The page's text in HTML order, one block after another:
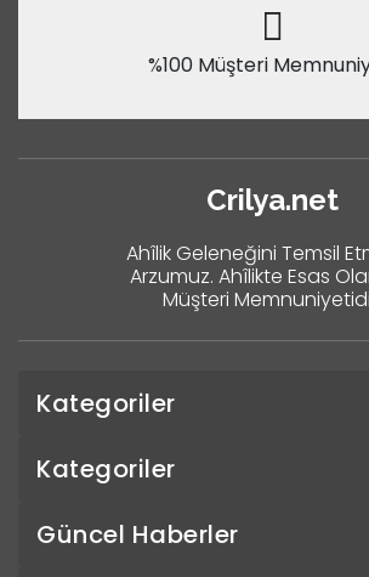
%100 Müşteri
Crilya.net
Ahîlik Geleneğini Temsil
Arzumuz. Ahîlikte Esas
Müşteri
Kategoriler
Kategoriler
Güncel Haberler